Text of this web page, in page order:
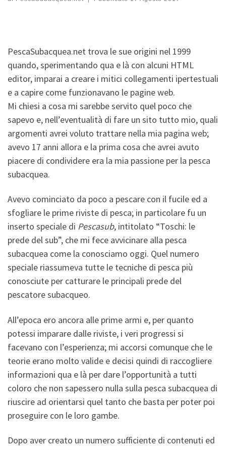
PescaSubacquea.net trova le sue origini nel 1999
quando, sperimentando qua e là con alcuni HTML
editor, imparai a creare i mitici collegamenti ipertestuali
e a capire come funzionavano le pagine web.
Mi chiesi a cosa mi sarebbe servito quel poco che
sapevo e, nell’eventualità di fare un sito tutto mio, quali
argomenti avrei voluto trattare nella mia pagina web;
avevo 17 anni allora e la prima cosa che avrei avuto
piacere di condividere era la mia passione per la pesca
subacquea.
Avevo cominciato da poco a pescare con il fucile ed a
sfogliare le prime riviste di pesca; in particolare fu un
inserto speciale di Pescasub, intitolato “Toschi: le
prede del sub”, che mi fece avvicinare alla pesca
subacquea come la conosciamo oggi. Quel numero
speciale riassumeva tutte le tecniche di pesca più
conosciute per catturare le principali prede del
pescatore subacqueo.
All’epoca ero ancora alle prime armi e, per quanto
potessi imparare dalle riviste, i veri progressi si
facevano con l’esperienza; mi accorsi comunque che le
teorie erano molto valide e decisi quindi di raccogliere
informazioni qua e là per dare l’opportunità a tutti
coloro che non sapessero nulla sulla pesca subacquea di
riuscire ad orientarsi quel tanto che basta per poter poi
proseguire con le loro gambe.
Dopo aver creato un numero sufficiente di contenuti ed